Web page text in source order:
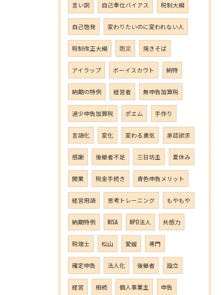
言い訳 自己奉仕バイアス 税制大綱
自己啓発 変わりたいのに変われない人
税制改正大綱 防災 焼きそば
アイラップ ボーイスカウト 納特
納期の特例 経営者 無申告加算税
過少申告加算税 ポエム 手作り
言語化 変化 変わる勇気 承認欲求
感謝 後継者不足 三日坊主 夏休み
開業 税金手続き 青色申告メリット
経営用語 思考トレーニング もやもや
納期特例 NISA NPO法人 共感力
税理士 松山 愛媛 専門
確定申告 法人化 後継者 設立
経営 相続 個人事業主 申告